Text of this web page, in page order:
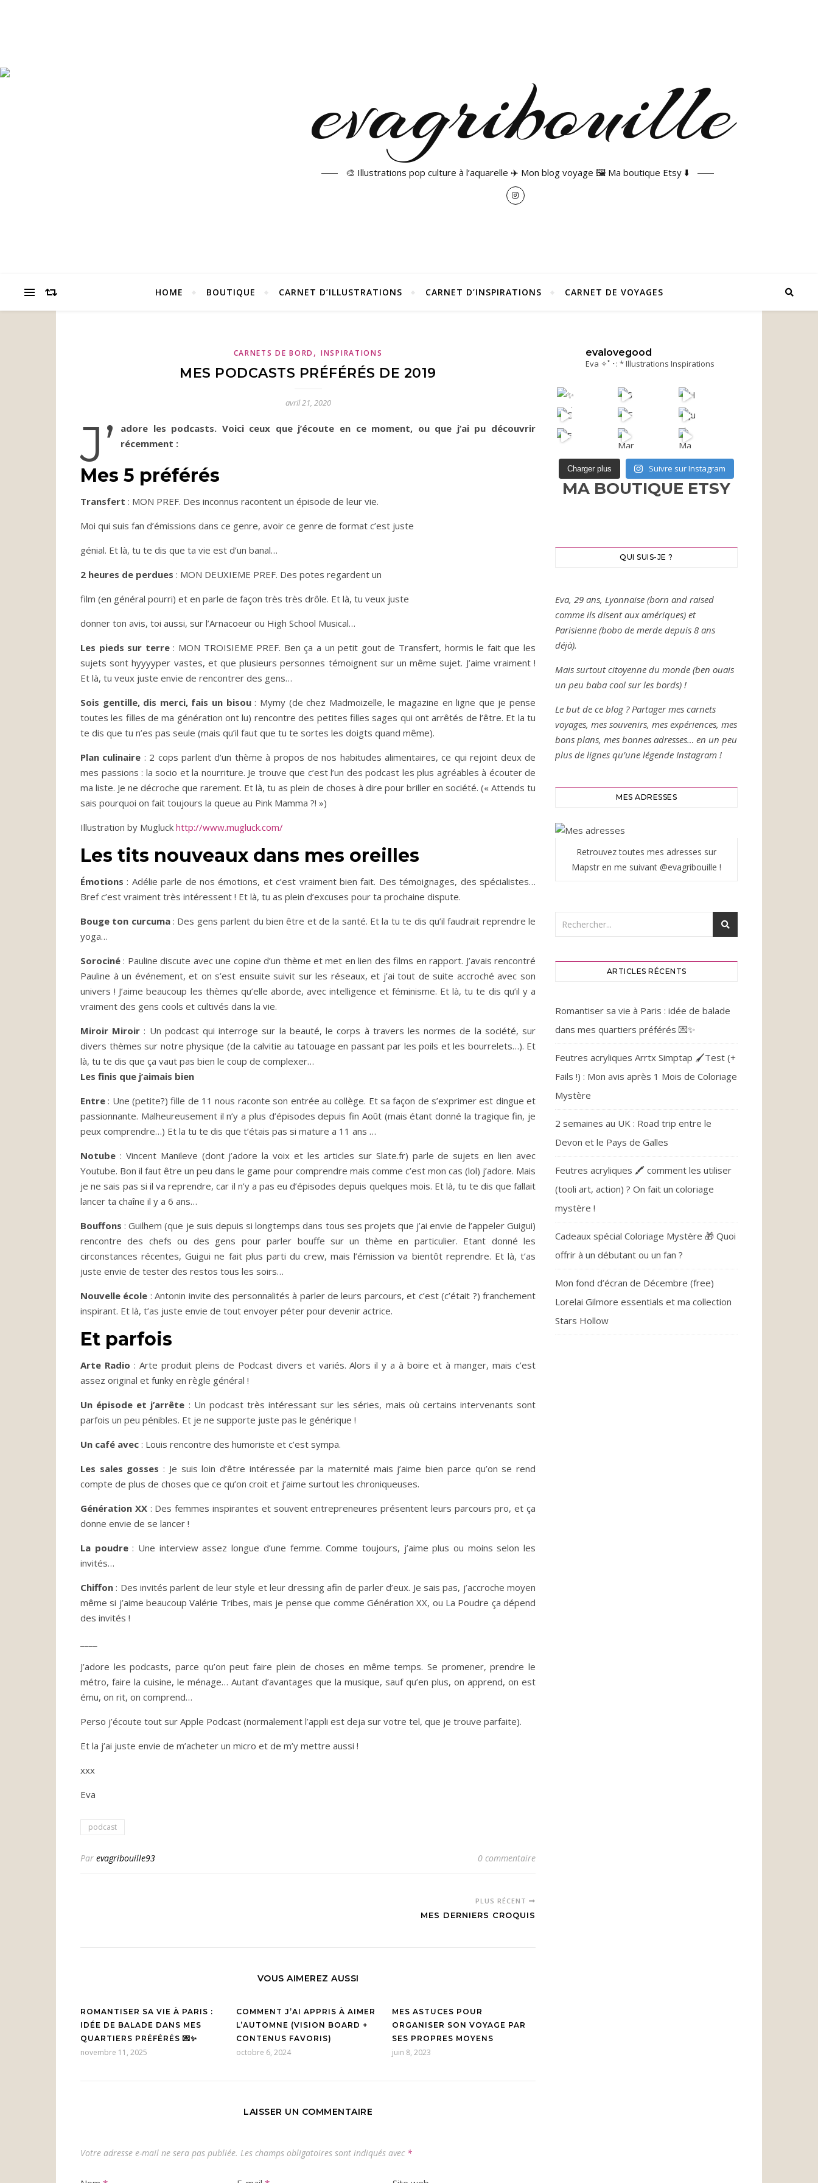
🎨 Illustrations pop culture à l’aquarelle ✈️ Mon blog voyage 🖼️ Ma boutique Etsy ⬇️
HOME BOUTIQUE CARNET D’ILLUSTRATIONS CARNET D’INSPIRATIONS CARNET DE VOYAGES
CARNETS DE BORD ,INSPIRATIONS
MES PODCASTS PRÉFÉRÉS DE 2019
avril 21, 2020
J’
adore les podcasts. Voici ceux que j’écoute en ce moment, ou que j’ai pu découvrir
récemment :
Mes 5 préférés
Transfert : MON PREF. Des inconnus racontent un épisode de leur vie.
Moi qui suis fan d’émissions dans ce genre, avoir ce genre de format c’est juste
génial. Et là, tu te dis que ta vie est d’un banal…
2 heures de perdues : MON DEUXIEME PREF. Des potes regardent un
film (en général pourri) et en parle de façon très très drôle. Et là, tu veux juste
donner ton avis, toi aussi, sur l’Arnacoeur ou High School Musical…
Les pieds sur terre: MON TROISIEME PREF. Ben ça a un petit gout de Transfert, hormis le fait que les
sujets sont hyyyyper vastes, et que plusieurs personnes témoignent sur un même sujet. J’aime vraiment !
Et là, tu veux juste envie de rencontrer des gens…
Sois gentille, dis merci, fais un bisou: Mymy (de chez Madmoizelle, le magazine en ligne que je pense
toutes les filles de ma génération ont lu) rencontre des petites filles sages qui ont arrêtés de l’être. Et la tu
te dis que tu n’es pas seule (mais qu’il faut que tu te sortes les doigts quand même).
Plan culinaire : 2 cops parlent d’un thème à propos de nos habitudes alimentaires, ce qui rejoint deux de
mes passions : la socio et la nourriture. Je trouve que c’est l’un des podcast les plus agréables à écouter de
ma liste. Je ne décroche que rarement. Et là, tu as plein de choses à dire pour briller en société. (« Attends tu
sais pourquoi on fait toujours la queue au Pink Mamma ?! »)
Illustration by Mugluck http://www.mugluck.com/
Les tits nouveaux dans mes oreilles
Émotions : Adélie parle de nos émotions, et c’est vraiment bien fait. Des témoignages, des spécialistes…
Bref c’est vraiment très intéressent ! Et là, tu as plein d’excuses pour ta prochaine dispute.
Bouge ton curcuma: Des gens parlent du bien être et de la santé. Et la tu te dis qu’il faudrait reprendre le
yoga…
Sorociné : Pauline discute avec une copine d’un thème et met en lien des films en rapport. J’avais rencontré
Pauline à un événement, et on s’est ensuite suivit sur les réseaux, et j’ai tout de suite accroché avec son
univers ! J’aime beaucoup les thèmes qu’elle aborde, avec intelligence et féminisme. Et là, tu te dis qu’il y a
vraiment des gens cools et cultivés dans la vie.
Miroir Miroir : Un podcast qui interroge sur la beauté, le corps à travers les normes de la société, sur
divers thèmes sur notre physique (de la calvitie au tatouage en passant par les poils et les bourrelets…). Et
là, tu te dis que ça vaut pas bien le coup de complexer…
Les finis que j’aimais bien
Entre : Une (petite?) fille de 11 nous raconte son entrée au collège. Et sa façon de s’exprimer est dingue et
passionnante. Malheureusement il n’y a plus d’épisodes depuis fin Août (mais étant donné la tragique fin, je
peux comprendre…) Et la tu te dis que t’étais pas si mature a 11 ans …
Notube : Vincent Manileve (dont j’adore la voix et les articles sur Slate.fr) parle de sujets en lien avec
Youtube. Bon il faut être un peu dans le game pour comprendre mais comme c’est mon cas (lol) j’adore. Mais
je ne sais pas si il va reprendre, car il n’y a pas eu d’épisodes depuis quelques mois. Et là, tu te dis que fallait
lancer ta chaîne il y a 6 ans…
Bouffons : Guilhem (que je suis depuis si longtemps dans tous ses projets que j’ai envie de l’appeler Guigui)
rencontre des chefs ou des gens pour parler bouffe sur un thème en particulier. Etant donné les
circonstances récentes, Guigui ne fait plus parti du crew, mais l’émission va bientôt reprendre. Et là, t’as
juste envie de tester des restos tous les soirs…
Nouvelle école : Antonin invite des personnalités à parler de leurs parcours, et c’est (c’était ?) franchement
inspirant. Et là, t’as juste envie de tout envoyer péter pour devenir actrice.
Et parfois
Arte Radio : Arte produit pleins de Podcast divers et variés. Alors il y a à boire et à manger, mais c’est
assez original et funky en règle général !
Un épisode et j’arrête : Un podcast très intéressant sur les séries, mais où certains intervenants sont
parfois un peu pénibles. Et je ne supporte juste pas le générique !
Un café avec : Louis rencontre des humoriste et c’est sympa.
Les sales gosses : Je suis loin d’être intéressée par la maternité mais j’aime bien parce qu’on se rend
compte de plus de choses que ce qu’on croit et j’aime surtout les chroniqueuses.
Génération XX : Des femmes inspirantes et souvent entrepreneures présentent leurs parcours pro, et ça
donne envie de se lancer !
La poudre: Une interview assez longue d’une femme. Comme toujours, j’aime plus ou moins selon les
invités…
Chiffon: Des invités parlent de leur style et leur dressing afin de parler d’eux. Je sais pas, j’accroche moyen
même si j’aime beaucoup Valérie Tribes, mais je pense que comme Génération XX, ou La Poudre ça dépend
des invités !
J’adore les podcasts, parce qu’on peut faire plein de choses en même temps. Se promener, prendre le
métro, faire la cuisine, le ménage… Autant d’avantages que la musique, sauf qu’en plus, on apprend, on est
ému, on rit, on comprend…
Perso j’écoute tout sur Apple Podcast (normalement l’appli est deja sur votre tel, que je trouve parfaite).
Et la j’ai juste envie de m’acheter un micro et de m’y mettre aussi !
xxx
Eva
podcast
Par evagribouille93 0 commentaire
PLUS RÉCENT
MES DERNIERS CROQUIS
VOUS AIMEREZ AUSSI
ROMANTISER SA VIE À PARIS :
IDÉE DE BALADE DANS MES
QUARTIERS PRÉFÉRÉS 💌✨
novembre 11, 2025
COMMENT J’AI APPRIS À AIMER
L’AUTOMNE (VISION BOARD +
CONTENUS FAVORIS)
octobre 6, 2024
MES ASTUCES POUR
ORGANISER SON VOYAGE PAR
SES PROPRES MOYENS
juin 8, 2023
LAISSER UN COMMENTAIRE
Votre adresse e-mail ne sera pas publiée. Les champs obligatoires sont indiqués avec *
evalovegood
Eva ✧ﾟ･: * Illustrations Inspirations
Charger plus Suivre sur Instagram
MA BOUTIQUE ETSY
QUI SUIS-JE ?
Eva, 29 ans, Lyonnaise (born and raised
comme ils disent aux amériques) et
Parisienne (bobo de merde depuis 8 ans
déjà).
Mais surtout citoyenne du monde (ben ouais
un peu baba cool sur les bords) !
Le but de ce blog ? Partager mes carnets
voyages, mes souvenirs, mes expériences, mes
bons plans, mes bonnes adresses… en un peu
plus de lignes qu’une légende Instagram !
MES ADRESSES
Retrouvez toutes mes adresses sur
Mapstr en me suivant @evagribouille !
ARTICLES RÉCENTS
Romantiser sa vie à Paris : idée de balade
dans mes quartiers préférés 💌✨
Feutres acryliques Arrtx Simptap 🖌️Test (+
Fails !) : Mon avis après 1 Mois de Coloriage
Mystère
2 semaines au UK : Road trip entre le
Devon et le Pays de Galles
Feutres acryliques 🖍️ comment les utiliser
(tooli art, action) ? On fait un coloriage
mystère !
Cadeaux spécial Coloriage Mystère 🎁 Quoi
offrir à un débutant ou un fan ?
Mon fond d’écran de Décembre (free)
Lorelai Gilmore essentials et ma collection
Stars Hollow